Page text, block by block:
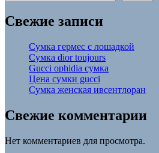
Свежие записи
Сумка гермес с лошадкой
Сумка dior toujours
Gucci ophidia сумка
Цена сумки gucci
Сумка женская ивсентлоран
Свежие комментарии
Нет комментариев для просмотра.